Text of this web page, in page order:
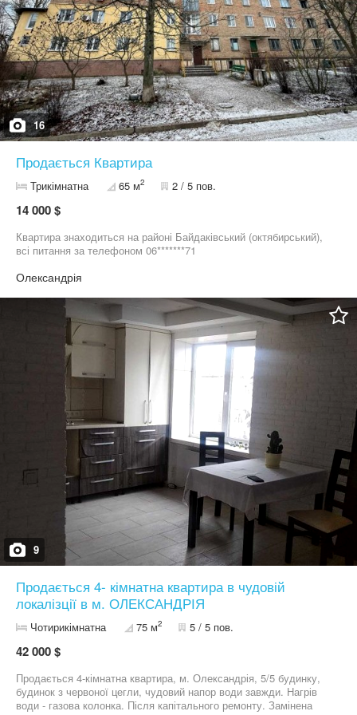
16
Продається Квартира
Трикімнатна 65 м2 2 / 5 пов.
14 000 $
Квартира знаходиться на районі Байдаківський (октябирський),
всі питання за телефоном 06*******71
Олександрія
9
Продається 4- кімнатна квартира в чудовій
локалізції в м. ОЛЕКСАНДРІЯ
Чотирикімнатна 75 м2 5 / 5 пов.
42 000 $
Продається 4-кімнатна квартира, м. Олександрія, 5/5 будинку,
будинок з червоної цегли, чудовий напор води завжди. Нагрів
води - газова колонка. Після капітального ремонту. Замінена